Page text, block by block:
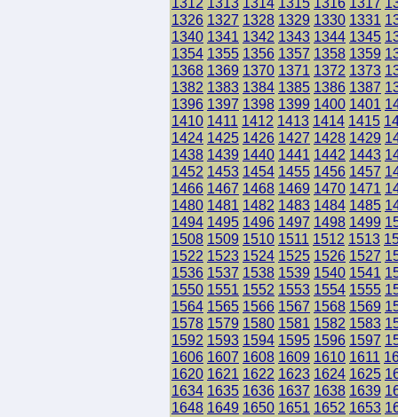
1326 1327 1328 1329 1330 1331
1340 1341 1342 1343 1344 1345
1354 1355 1356 1357 1358 1359
1368 1369 1370 1371 1372 1373
1382 1383 1384 1385 1386 1387
1396 1397 1398 1399 1400 1401
1410 1411 1412 1413 1414 1415
1424 1425 1426 1427 1428 1429
1438 1439 1440 1441 1442 1443
1452 1453 1454 1455 1456 1457
1466 1467 1468 1469 1470 1471
1480 1481 1482 1483 1484 1485
1494 1495 1496 1497 1498 1499
1508 1509 1510 1511 1512 1513
1522 1523 1524 1525 1526 1527
1536 1537 1538 1539 1540 1541
1550 1551 1552 1553 1554 1555
1564 1565 1566 1567 1568 1569
1578 1579 1580 1581 1582 1583
1592 1593 1594 1595 1596 1597
1606 1607 1608 1609 1610 1611
1620 1621 1622 1623 1624 1625
1634 1635 1636 1637 1638 1639
1648 1649 1650 1651 1652 1653